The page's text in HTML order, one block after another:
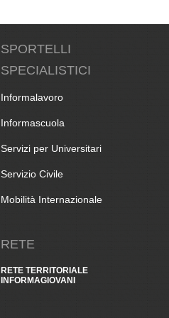
SPORTELLI
SPECIALISTICI
Informalavoro
Informascuola
Servizi per Universitari
Servizio Civile
Mobilità Internazionale
RETE
RETE TERRITORIALE
INFORMAGIOVANI